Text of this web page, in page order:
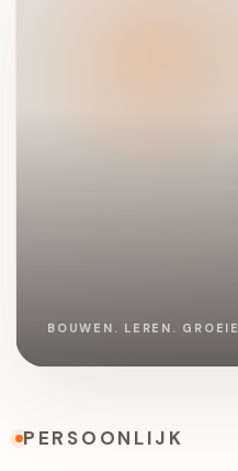
PERSOONLIJK